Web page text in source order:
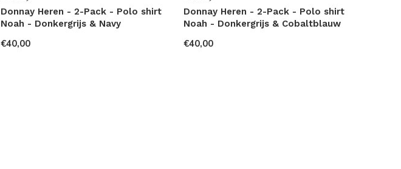
Donnay Heren - 2-Pack - Polo shirt
Noah - Donkergrijs & Navy
€40,00
Donnay Heren - 2-Pack - Polo shirt
Noah - Donkergrijs & Cobaltblauw
€40,00